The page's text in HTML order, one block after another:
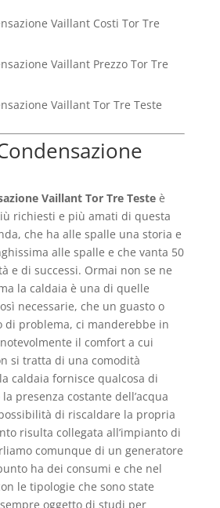
Vaillant Costi Tor Tre
Vaillant Prezzo Tor Tre
Vaillant Tor Tre Teste
Vaillant Tor Tre Testeè
richiesti e più amati di questa
che ha alle spalle una storia e
alle spalle e che vanta 50
e di successi. Ormai non se ne
la caldaia è una di quelle
necessarie, che un guasto o
di problema, ci manderebbe in
il comfort a cui
si tratta di una comodità
caldaia fornisce qualcosa di
presenza costante dell’acqua
di riscaldare la propria
risulta collegata all’impianto di
comunque di un generatore
ha dei consumi e che nel
le tipologie che sono state
oggetto di studi per